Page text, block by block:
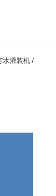
水灌装机 /